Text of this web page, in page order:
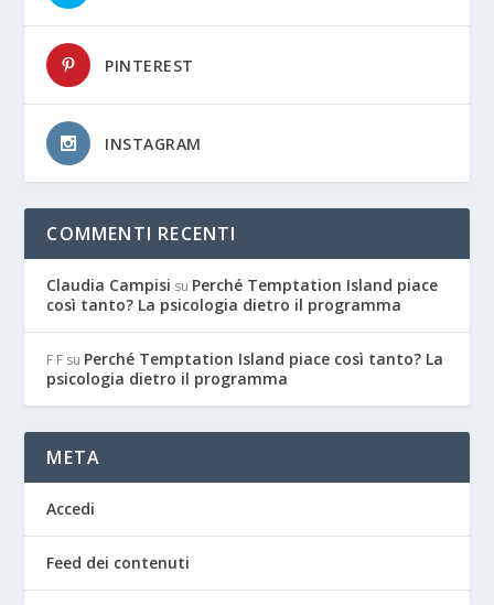
PINTEREST
INSTAGRAM
COMMENTI RECENTI
Claudia Campisi su Perché Temptation Island piace
così tanto? La psicologia dietro il programma
F F su Perché Temptation Island piace così tanto? La
psicologia dietro il programma
META
Accedi
Feed dei contenuti